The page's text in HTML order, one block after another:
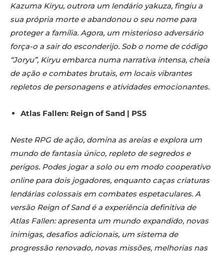
Kazuma Kiryu, outrora um lendário yakuza, fingiu a
sua própria morte e abandonou o seu nome para
proteger a família. Agora, um misterioso adversário
força-o a sair do esconderijo. Sob o nome de código
“Joryu”, Kiryu embarca numa narrativa intensa, cheia
de ação e combates brutais, em locais vibrantes
repletos de personagens e atividades emocionantes.
Atlas Fallen: Reign of Sand | PS5
Neste RPG de ação, domina as areias e explora um
mundo de fantasia único, repleto de segredos e
perigos. Podes jogar a solo ou em modo cooperativo
online para dois jogadores, enquanto caças criaturas
lendárias colossais em combates espetaculares. A
versão Reign of Sand é a experiência definitiva de
Atlas Fallen: apresenta um mundo expandido, novas
inimigas, desafios adicionais, um sistema de
progressão renovado, novas missões, melhorias nas